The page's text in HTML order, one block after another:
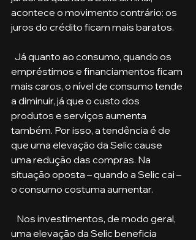
acontece o movimento contrário: os
juros do crédito ficam mais baratos.
empréstimos e financiamentos ficam
mais caros, o nível de consumo tende
a diminuir, já que o custo dos
produtos e serviços aumenta
também. Por isso, a tendência é de
que uma elevação da Selic cause
uma redução das compras. Na
situação oposta – quando a Selic cai –
o consumo costuma aumentar.
uma elevação da Selic beneficia